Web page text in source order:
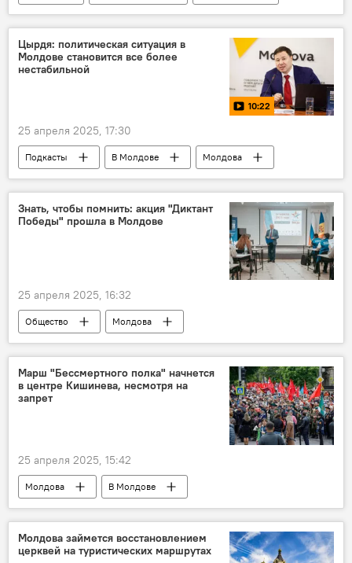
Молдова
Цырдя: политическая ситуация в
Молдове становится все более
нестабильной
10:22
25 апреля 2025, 17:30
Подкасты В Молдове
Молдова
Богдан Цырдя
Знать, чтобы помнить: акция "Диктант
Победы" прошла в Молдове
25 апреля 2025, 16:32
Общество
Молдова
Приднестровье
Комрат
Марш "Бессмертного полка" начнется
в центре Кишинева, несмотря на
запрет
25 апреля 2025, 15:42
Молдова
В Молдове
акция "Бессмертный полк"
Общество
Молдова займется восстановлением
церквей на туристических маршрутах